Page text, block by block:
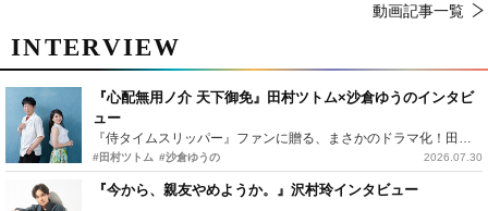
動画記事一覧
INTERVIEW
『心配無用ノ介 天下御免』田村ツトム×沙倉ゆうのインタビ
ュー
『侍タイムスリッパー』ファンに贈る、まさかのドラマ化！田村ツトム×沙倉ゆうのが語る『心配無用ノ介』撮影秘話
#田村ツトム #沙倉ゆうの 2026.07.30
『今から、親友やめようか。』沢村玲インタビュー